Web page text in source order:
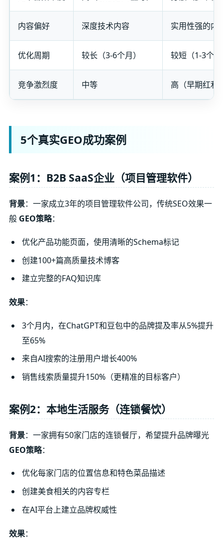
内容偏好 深度技术内容 实用性强的内
优化周期 较长（3-6个月） 较短（1-3个
竞争激烈度 中等 高（早期红利
5个真实GEO成功案例
案例1：B2B SaaS企业（项目管理软件）
背景：一家成立3年的项目管理软件公司，传统SEO效果一
般 GEO策略：
优化产品功能页面，使用清晰的Schema标记
创建100+篇高质量技术博客
建立完整的FAQ知识库
效果：
3个月内，在ChatGPT和豆包中的品牌提及率从5%提升
至65%
来自AI搜索的注册用户增长400%
销售线索质量提升150%（更精准的目标客户）
案例2：本地生活服务（连锁餐饮）
背景：一家拥有50家门店的连锁餐厅，希望提升品牌曝光
GEO策略：
优化每家门店的位置信息和特色菜品描述
创建美食相关的内容专栏
在AI平台上建立品牌权威性
效果：